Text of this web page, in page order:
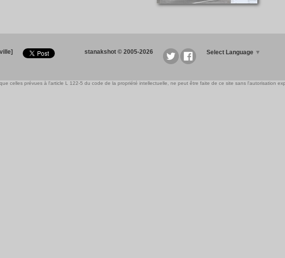
stanakshot © 2005-2026 Select Language ▼
celles prévues à l'article L 122-5 du code de la propriété intellectuelle, ne peut être faite de ce site sans l'autorisation